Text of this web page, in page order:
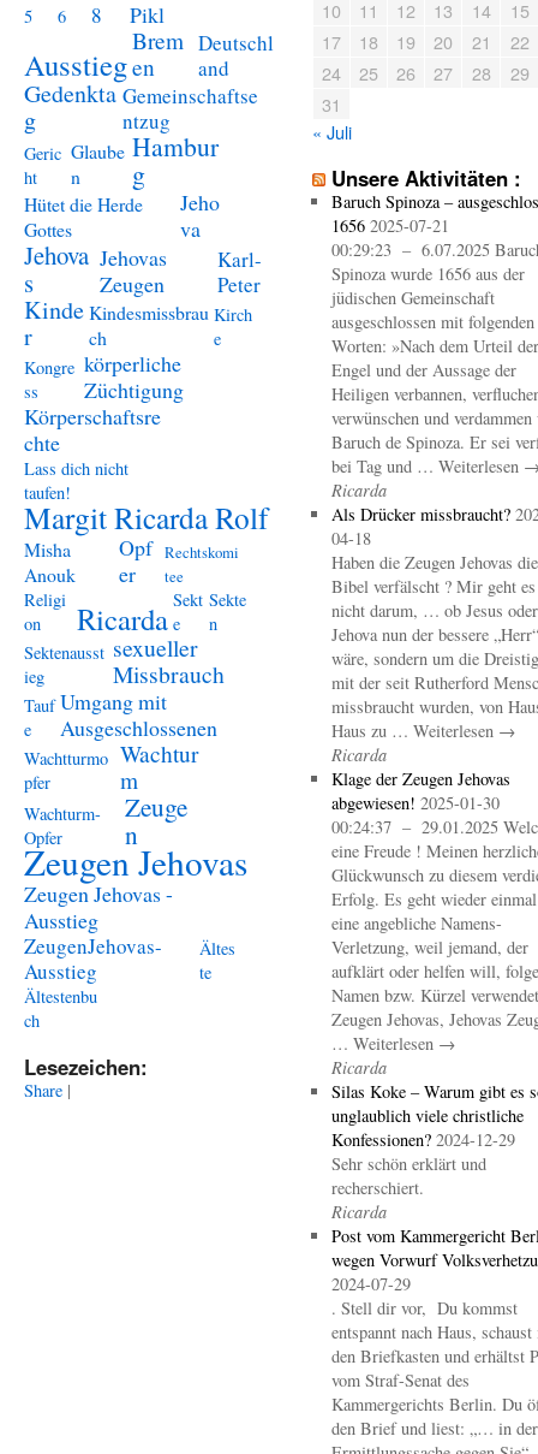
5
6
8
Pikl
Ausstieg
Brem
en
Deutschl
and
Gedenkta
g
Gemeinschaftse
ntzug
Geric
ht
Glaube
n
Hambur
g
Hütet die Herde
Gottes
Jeho
va
Jehova
s
Jehovas
Zeugen
Karl-
Peter
Kinde
r
Kindesmissbrau
ch
Kirch
e
Kongre
ss
körperliche
Züchtigung
Körperschaftsre
chte
Lass dich nicht
taufen!
Margit Ricarda Rolf
Misha
Anouk
Opf
er
Rechtskomi
tee
Religi
on
Ricarda Sekt
e
Sekte
n
Sektenausst
ieg
sexueller
Missbrauch
Tauf
e
Umgang mit
Ausgeschlossenen
Wachtturmo
pfer
Wachtur
m
Wachturm-
Opfer
Zeuge
n
Zeugen Jehovas
Zeugen Jehovas -
Ausstieg
ZeugenJehovas-
Ausstieg
Ältes
te
Ältestenbu
ch
Lesezeichen:
Share |
10
11 12 13 14
15
17
18 19 20 21
22
24
25 26 27 28
29
31
« Juli
Unsere Aktivitäten :
Baruch Spinoza –
1656 2025-07-21
00:29:23 – 6.07.2025
Spinoza wurde 1656 aus der
jüdischen Gemeinschaft
ausgeschlossen mit folgenden
Worten: »Nach dem Urteil der
Engel und der Aussage der
Heiligen verbannen,
verwünschen und
Baruch de Spinoza. Er sei
bei Tag und … Weiterlesen
Ricarda
Als Drücker missbraucht?
04-18
Haben die Zeugen Jehovas die
Bibel verfälscht ? Mir geht
nicht darum, … ob Jesus oder
Jehova nun der bessere „Herr“
wäre, sondern um die
mit der seit Rutherford
missbraucht wurden, von
Haus zu … Weiterlesen →
Ricarda
Klage der Zeugen Jehovas
abgewiesen! 2025-01-30
00:24:37 – 29.01.2025
eine Freude ! Meinen
Glückwunsch zu diesem
Erfolg. Es geht wieder
eine angebliche Namens-
Verletzung, weil jemand, der
aufklärt oder helfen will,
Namen bzw. Kürzel
Zeugen Jehovas, Jehovas
… Weiterlesen →
Ricarda
Silas Koke – Warum gibt es
unglaublich viele christliche
Konfessionen? 2024-12-29
Sehr schön erklärt und
recherschiert.
Ricarda
Post vom Kammergericht
wegen Vorwurf
2024-07-29
. Stell dir vor, Du kommst
entspannt nach Haus, schaust
den Briefkasten und erhältst
vom Straf-Senat des
Kammergerichts Berlin. Du
den Brief und liest: „… in der